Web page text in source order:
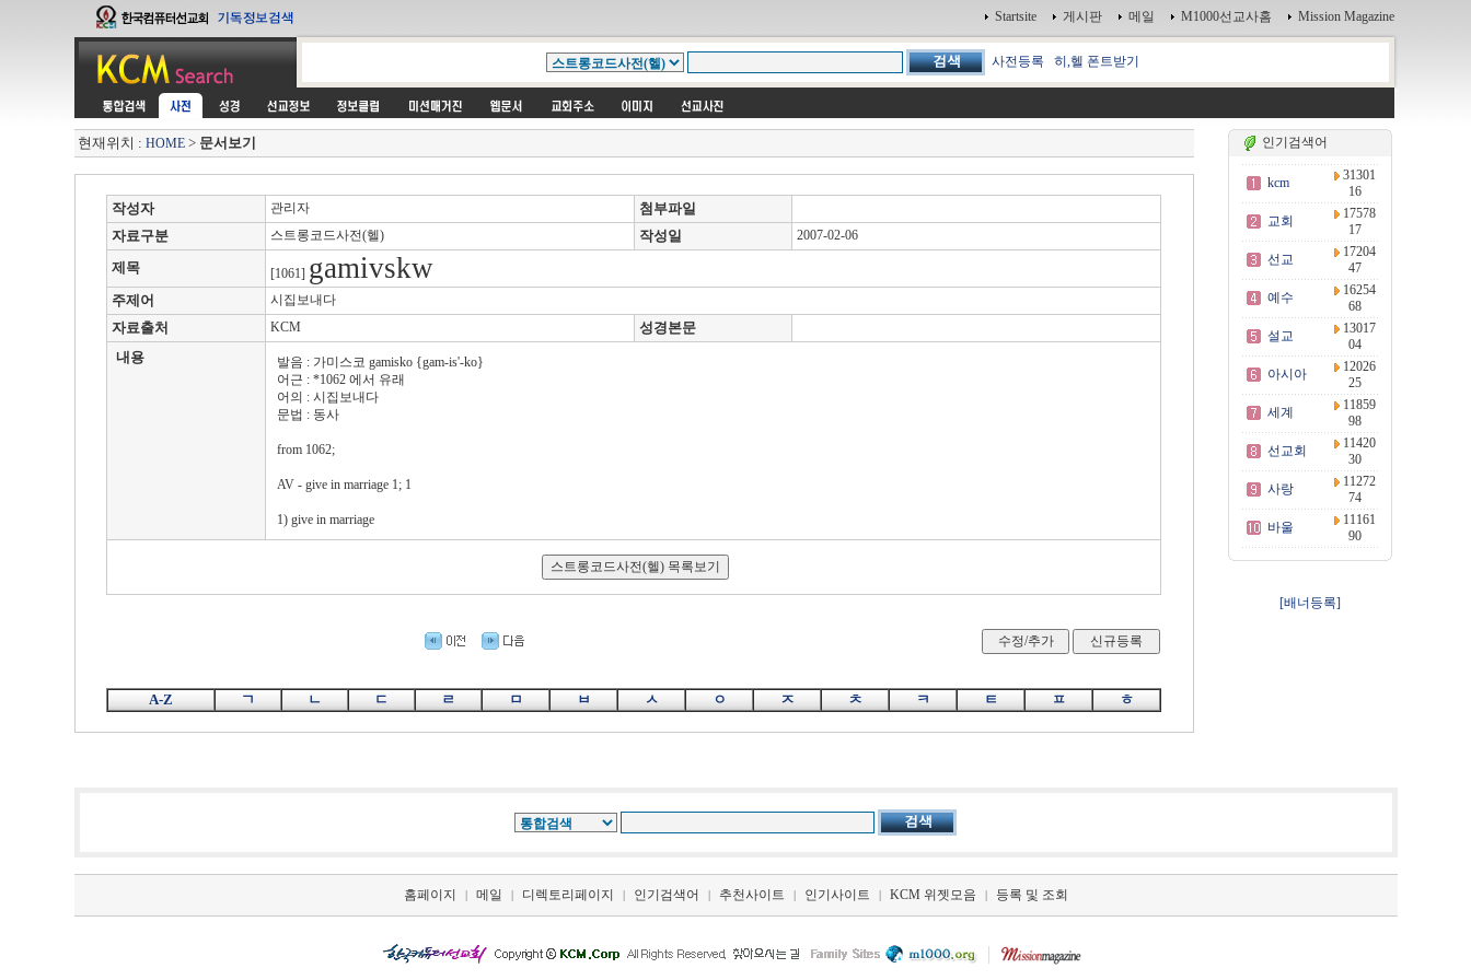
Startsite 게시판 메일 M1000선교사홈 Mission Magazine
사전등록 히,헬 폰트받기
현재위치 : HOME> 문서보기
작성자 관리자
첨부파일
자료구분
스트롱코드사전(헬) 작성일 2007-02-06
제목 [1061] gamivskw
주제어 시집보내다
자료출처 KCM
성경본문
내용
발음 : 가미스코 gamisko {gam-is'-ko}
어근 : *1062 에서 유래
어의 : 시집보내다
문법 : 동사
from 1062;
AV - give in marriage 1; 1
1) give in marriage
A-Z ㄱ ㄴ ㄷ ㄹ ㅁ ㅂ ㅅ ㅇ ㅈ ㅊ ㅋ ㅌ ㅍ ㅎ
인기검색어
kcm
31301
16
교회
17578
17
선교
17204
47
예수
16254
68
설교
13017
04
아시아
12026
25
세계
11859
98
선교회
11420
30
사랑
11272
74
바울
11161
90
[배너등록]
홈페이지 | 메일 | 디렉토리페이지 | 인기검색어 | 추천사이트 | 인기사이트 | KCM 위젯모음 | 등록 및 조회